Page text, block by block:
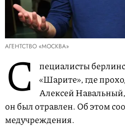
АГЕНТСТВО «МОСКВА»
С
пециалисты
«Шарите», где
Алексей
он был отравлен. Об этом
медучреждения.